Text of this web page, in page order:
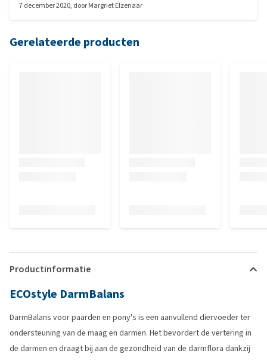
7 december 2020, doorMargriet Elzenaar
Gerelateerde producten
Productinformatie
ECOstyle DarmBalans
DarmBalans voor paarden en pony's is een aanvullend diervoeder ter
ondersteuning van de maag en darmen. Het bevordert de vertering in
de darmen en draagt bij aan de gezondheid van de darmflora dankzij